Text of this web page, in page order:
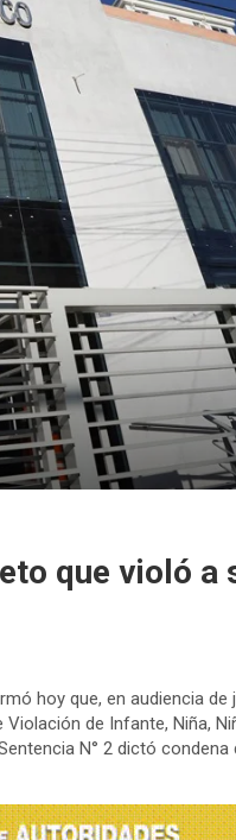
que violó a
hoy que, en audiencia de
de Infante, Niña,
N° 2 dictó condena